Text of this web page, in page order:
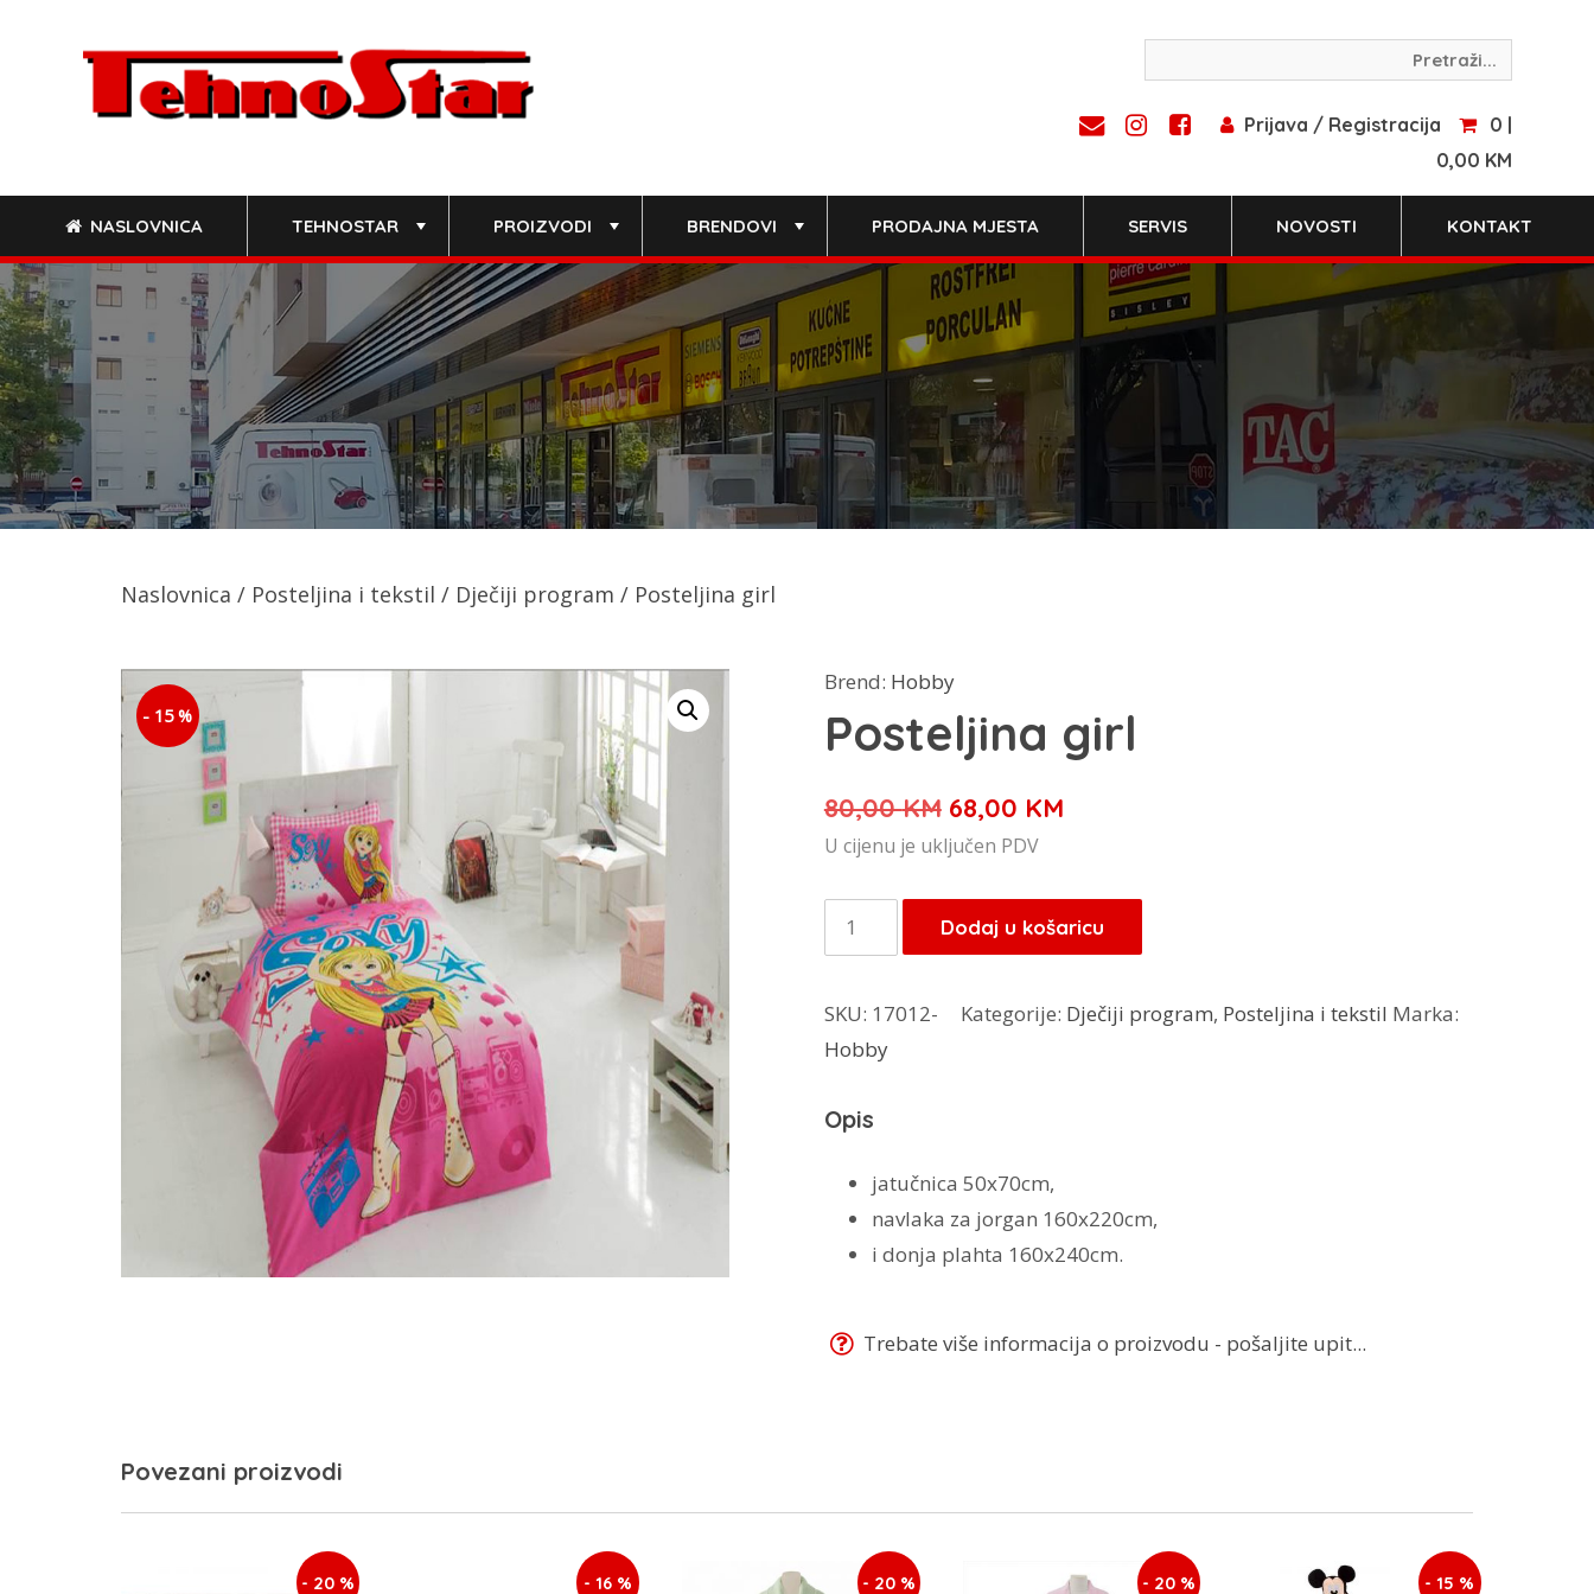
Prijava / Registracija
0 |
0,00 KM
NASLOVNICA TEHNOSTAR PROIZVODI BRENDOVI PRODAJNA MJESTA SERVIS NOVOSTI KONTAKT
Naslovnica / Posteljina i tekstil / Dječiji program / Posteljina girl
- 15 %
Brend: Hobby
Posteljina girl
80,00KM Izvorna
cijena
je:
80,00 KM.
68,00 KMTrenutna
68,00 KM.
U cijenu je uključen PDV
Posteljina
girl
Dodaj u košaricu
SKU: 17012- Kategorije: Dječiji program, Posteljina i tekstil Marka:
Hobby
Opis
jatučnica 50x70cm,
navlaka za jorgan 160x220cm,
i donja plahta 160x240cm.
Trebate više informacija o proizvodu - pošaljite upit...
Povezani proizvodi
- 20 % - 16 % - 20 % - 20 % - 15 %